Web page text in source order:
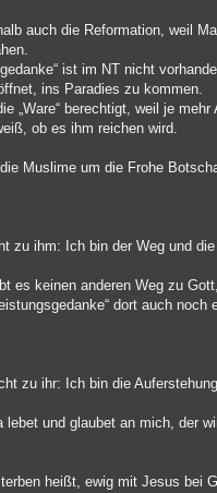
auch die Reformation, weil
ist im NT nicht
ins Paradies zu kommen.
„Ware“ berechtigt, weil je
ob es ihm reichen wird.
Muslime um die Frohe
zu ihm: Ich bin der Weg und
es keinen anderen Weg zu
dort auch noch
zu ihr: Ich bin die
lebet und glaubet an mich, der
heißt, ewig mit Jesus bei